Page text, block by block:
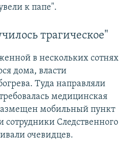
к папе".
трагическое"
в нескольких сотнях
дома, власти
Туда направляли
медицинская
мобильный пункт
сотрудники Следственного
очевидцев.